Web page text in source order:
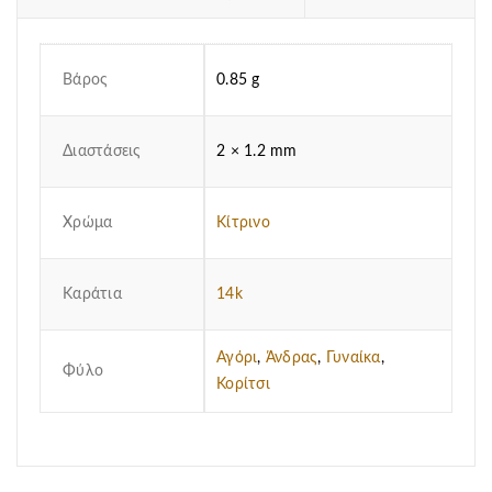
Βάρος 0.85 g
Διαστάσεις 2 × 1.2 mm
Χρώμα Κίτρινο
Καράτια 14k
Φύλο
Αγόρι, Άνδρας, Γυναίκα,
Κορίτσι